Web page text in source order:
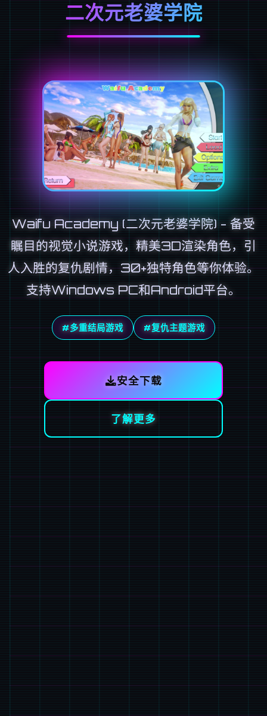
二次元老婆学院
Waifu Academy (二次元老婆学院) - 备受
瞩目的视觉小说游戏，精美3D渲染角色，引
人入胜的复仇剧情，30+独特角色等你体验。
支持Windows PC和Android平台。
#多重结局游戏 #复仇主题游戏
安全下载
了解更多